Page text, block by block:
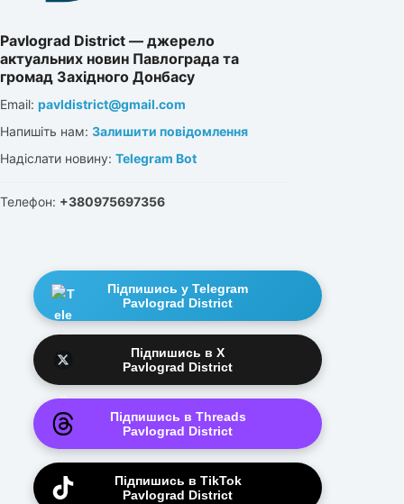
Pavlograd District — джерело
актуальних новин Павлограда та
громад Західного Донбасу
Email: pavldistrict@gmail.com
Напишіть нам: Залишити повідомлення
Надіслати новину: Telegram Bot
Телефон: +380975697356
Підпишись у Telegram
Pavlograd District
Підпишись в X
Pavlograd District
Підпишись в Threads
Pavlograd District
Підпишись в TikTok
Pavlograd District